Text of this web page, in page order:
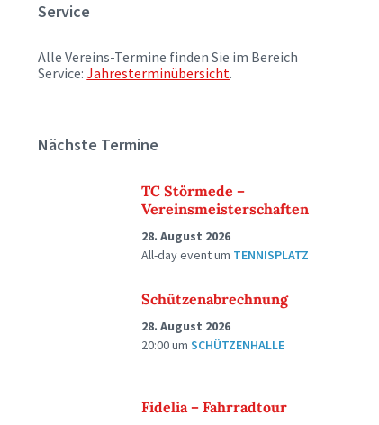
Service
Alle Vereins-Termine finden Sie im Bereich
Service:Jahresterminübersicht.
Nächste Termine
TC Störmede –
Vereinsmeisterschaften
28. August 2026
All-day eventum TENNISPLATZ
Schützenabrechnung
28. August 2026
20:00umSCHÜTZENHALLE
Fidelia – Fahrradtour